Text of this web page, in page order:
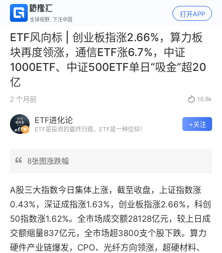
全球视野, 下注中国
打开APP
ETF风向标 | 创业板指涨2.66%，算力板
块再度领涨，通信ETF涨6.7%，中证
1000ETF、中证500ETF单日“吸金”超20
亿
2 个月前  16.8k
ETF进化论
ETF是投资的最终归宿，ETF是一种信仰！
+关注
8张图涨跌幅
A股三大指数今日集体上涨，截至收盘，上证指数涨
0.43%，深证成指涨1.63%，创业板指涨2.66%，科创
50指数涨1.62%。全市场成交额28128亿元，较上日成
交额缩量837亿元，全市场超3800支个股下跌。算力
硬件产业链爆发，CPO、光纤方向领涨，超硬材料、